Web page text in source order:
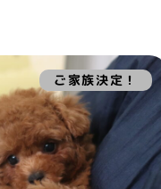
ご家族決定！